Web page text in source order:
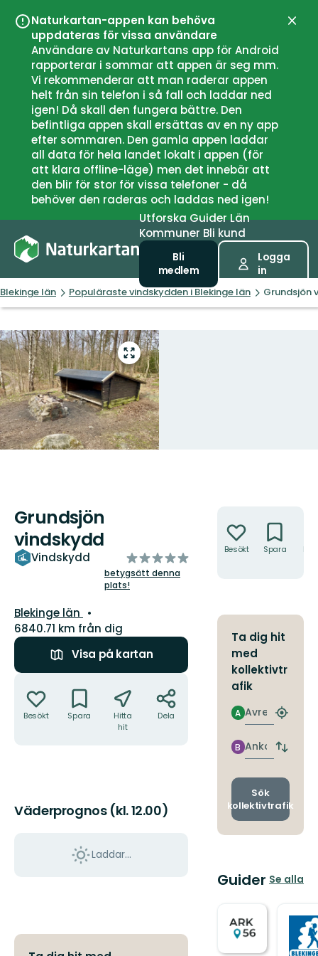
Naturkartan-appen kan behöva
uppdateras för vissa användare
Användare av Naturkartans app för Android
rapporterar i sommar att appen är seg mm.
Vi rekommenderar att man raderar appen
helt från sin telefon i så fall och laddar ned
igen! Då skall den fungera bättre. Den
befintliga appen skall ersättas av en ny app
efter sommaren. Den gamla appen laddar
all data för hela landet lokalt i appen (för
att klara offline-läge) men det innebär att
den blir för stor för vissa telefoner - då
behöver den raderas och laddas ned igen!
UtforskaGuiderLän
Kommuner Bli kund
Bli
medlem
Logga
in
Blekinge län Populäraste vindskydden i Blekinge län Grundsjön
Gå
till
helskärmsläge
Grundsjön
vindskydd
Vindskydd
av
5
stjärnor
betygsätt denna
plats!
Län:
Blekinge län
6840.71 km från dig
Visa på kartan
Besökt Spara
Hitta
hit
Dela
Väderprognos (kl. 12.00)
Laddar...
Besökt Spara
Ta dig hit
med
kollektivtr
afik
Avresa
A
Hitta
Ankomst
B
Byt
och
Sök
kollektivtrafik
Guider Se alla